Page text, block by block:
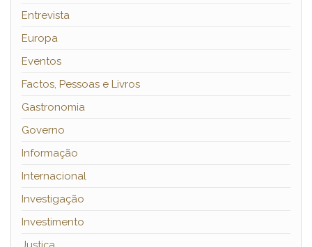
Entrevista
Europa
Eventos
Factos, Pessoas e Livros
Gastronomia
Governo
Informação
Internacional
Investigação
Investimento